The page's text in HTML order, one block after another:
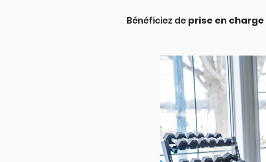
Bénéficiez de prise en charge